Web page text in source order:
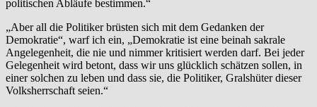
politischen Abläufe bestimmen.“
„Aber all die Politiker brüsten sich mit dem Gedanken der
Demokratie“, warf ich ein, „Demokratie ist eine beinah sakrale
Angelegenheit, die nie und nimmer kritisiert werden darf. Bei jeder
Gelegenheit wird betont, dass wir uns glücklich schätzen sollen, in
einer solchen zu leben und dass sie, die Politiker, Gralshüter dieser
Volksherrschaft seien.“